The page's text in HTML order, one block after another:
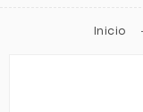
Inicio